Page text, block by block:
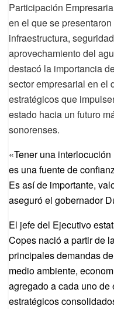
Participación
en el que se
infraestructura,
aprovechamiento del
destacó la importancia
sector empresarial en el
estratégicos que
estado hacia un futuro
sonorenses.
«Tener una
es una fuente de
Es así de importante,
aseguró el gobernador
El jefe del Ejecutivo
Copes nació a partir de
principales demandas
medio ambiente,
agregado a cada uno
estratégicos